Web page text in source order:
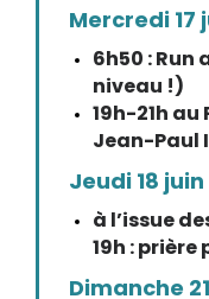
Mercredi 17
6h50 : Run
niveau !)
19h-21h au
Jean-Paul
Jeudi 18 juin
à l’issue
19h :
Dimanche